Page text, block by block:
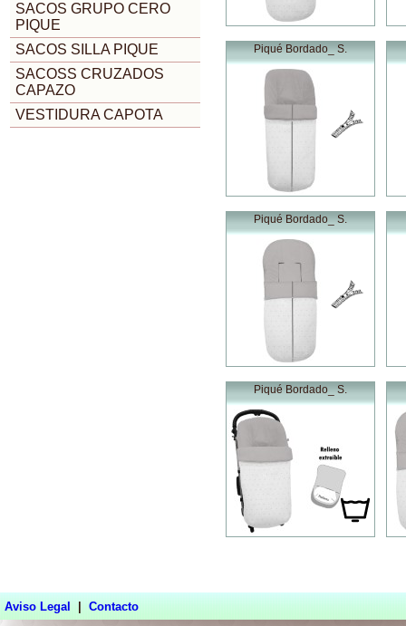
SACOS GRUPO CERO
PIQUE
SACOS SILLA PIQUE
SACOSS CRUZADOS
CAPAZO
VESTIDURA CAPOTA
Piqué Bordado_ S.
Piqué Bordado_ S.
Piqué Bordado_ S.
Aviso Legal Contacto